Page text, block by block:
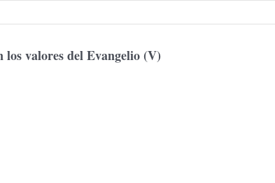
valores del Evangelio (V)